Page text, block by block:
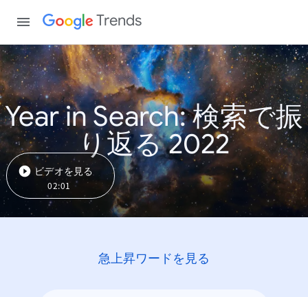
Trends
Year in Search: 検索で振
り返る 2022
ビデオを見る
02:01
急上昇ワードを見る